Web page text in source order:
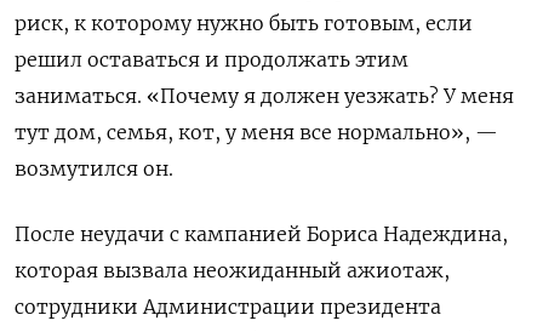
риск, к которому нужно быть готовым, если
решил оставаться и продолжать этим
заниматься. «Почему я должен уезжать? У меня
тут дом, семья, кот, у меня все нормально», —
возмутился он.
После неудачи с кампанией Бориса Надеждина,
которая вызвала неожиданный ажиотаж,
сотрудники Администрации президента